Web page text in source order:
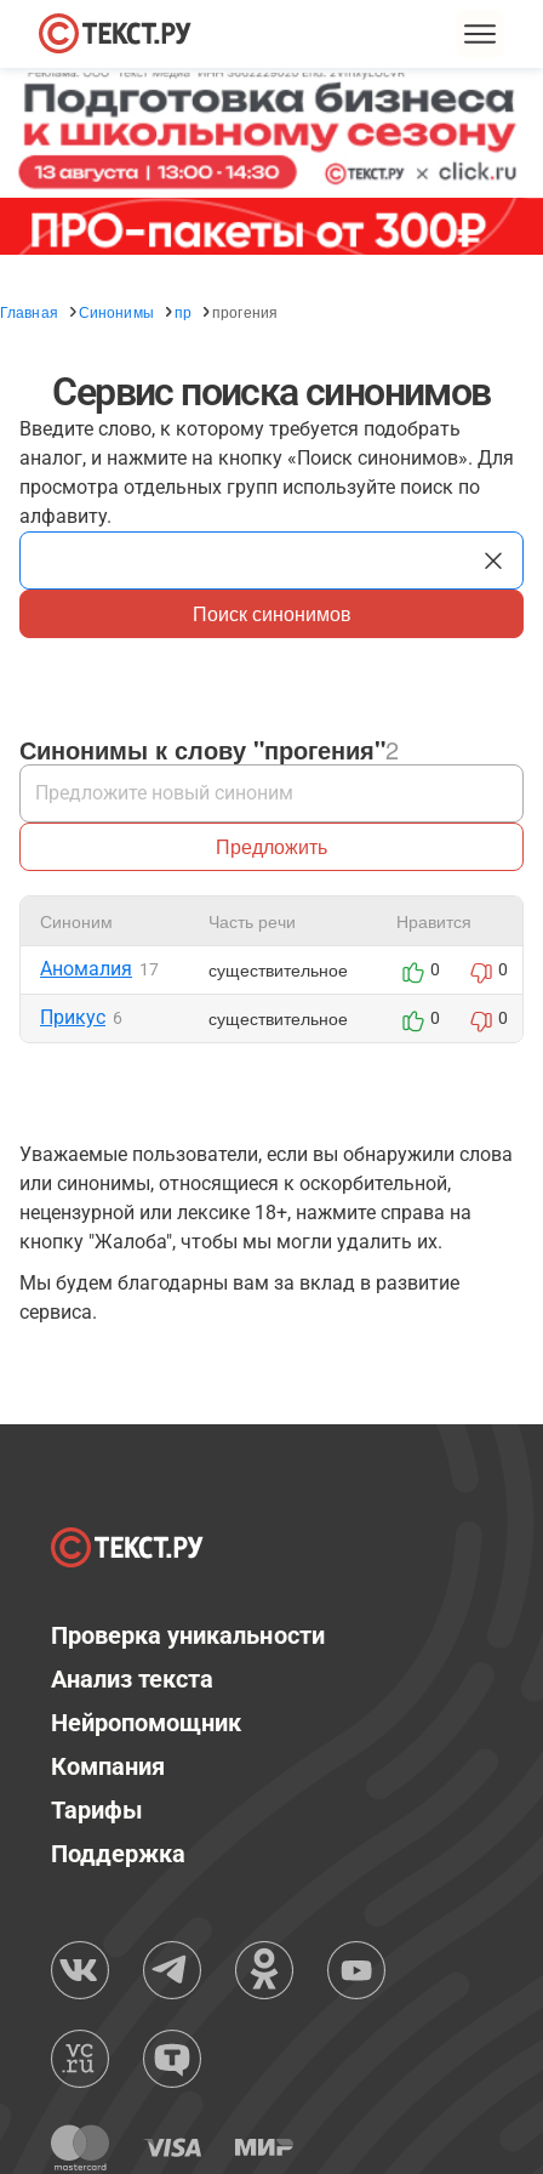
Главная Синонимы пр прогения
Сервис поиска синонимов
Введите слово, к которому требуется подобрать
аналог, и нажмите на кнопку «Поиск синонимов». Для
просмотра отдельных групп используйте поиск по
алфавиту.
Поиск синонимов
Синонимы к слову "прогения"2
Предложить
Синоним Часть речи Нравится
Аномалия 17 существительное 0 0
Прикус 6 существительное 0 0
Уважаемые пользователи, если вы обнаружили слова
или синонимы, относящиеся к оскорбительной,
нецензурной или лексике 18+, нажмите справа на
кнопку "Жалоба", чтобы мы могли удалить их.
Мы будем благодарны вам за вклад в развитие
сервиса.
Проверка уникальности
Анализ текста
Нейропомощник
Компания
Тарифы
Поддержка